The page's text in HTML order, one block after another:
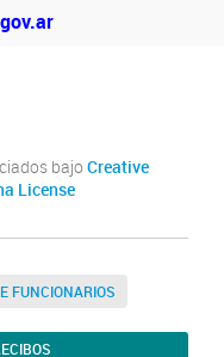
bajo Creative
License
FUNCIONARIOS